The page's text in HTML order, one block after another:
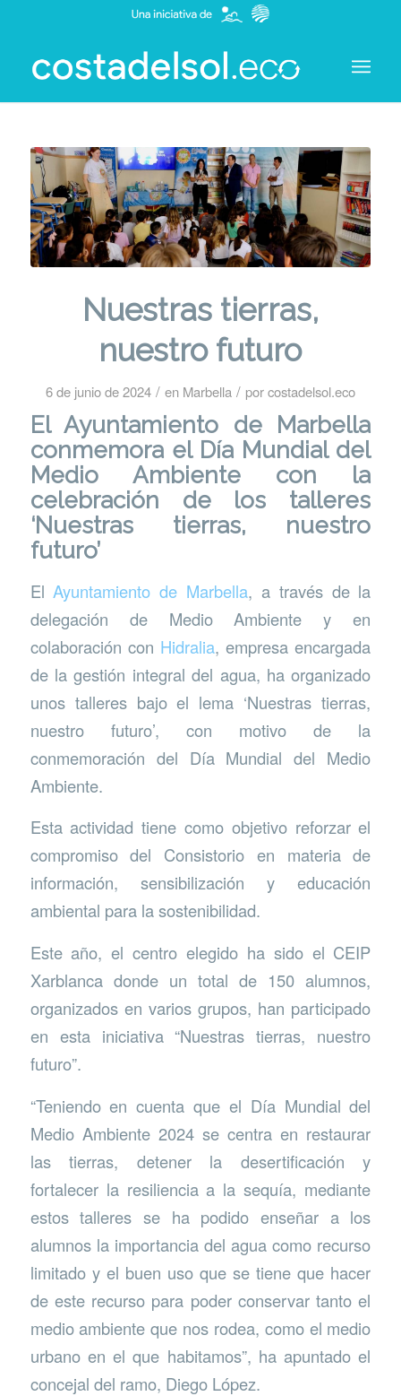
Nuestras tierras,
nuestro futuro
6 de junio de 2024 / en Marbella / porcostadelsol.eco
El Ayuntamiento de Marbella
conmemora el Día Mundial del
Medio Ambiente con la
celebración de los talleres
‘Nuestras tierras, nuestro
futuro’
ElAyuntamiento de Marbella, a través de la
delegación de Medio Ambiente y en
colaboración con Hidralia, empresa encargada
de la gestión integral del agua, ha organizado
unos talleres bajo el lema ‘Nuestras tierras,
nuestro futuro’, con motivo de la
conmemoración del Día Mundial del Medio
Ambiente.
Esta actividad tiene como objetivo reforzar el
compromiso del Consistorio en materia de
información, sensibilización y educación
ambiental para la sostenibilidad.
Este año, el centro elegido ha sido el CEIP
Xarblanca donde un total de 150 alumnos,
organizados en varios grupos, han participado
en esta iniciativa “Nuestras tierras, nuestro
futuro”.
“Teniendo en cuenta que el Día Mundial del
Medio Ambiente 2024 se centra en restaurar
las tierras, detener la desertificación y
fortalecer la resiliencia a la sequía, mediante
estos talleres se ha podido enseñar a los
alumnos la importancia del agua como recurso
limitado y el buen uso que se tiene que hacer
de este recurso para poder conservar tanto el
medio ambiente que nos rodea, como el medio
urbano en el que habitamos”, ha apuntado el
concejal del ramo, Diego López.